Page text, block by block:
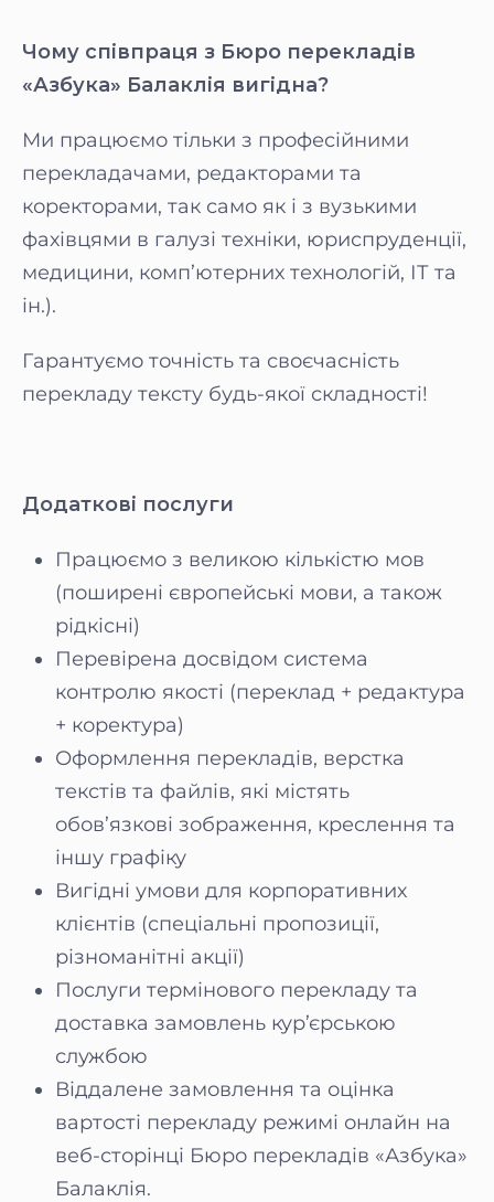
Чому співпраця з Бюро перекладів
«Азбука» Балаклія вигідна?
Ми працюємо тільки з професійними
перекладачами, редакторами та
коректорами, так само як і з вузькими
фахівцями в галузі техніки, юриспруденції,
медицини, комп’ютерних технологій, ІТ та
ін.).
Гарантуємо точність та своєчасність
перекладу тексту будь-якої складності!
Додаткові послуги
Працюємо з великою кількістю мов
(поширені європейські мови, а також
рідкісні)
Перевірена досвідом система
контролю якості (переклад + редактура
+ коректура)
Оформлення перекладів, верстка
текстів та файлів, які містять
обов’язкові зображення, креслення та
іншу графіку
Вигідні умови для корпоративних
клієнтів (спеціальні пропозиції,
різноманітні акції)
Послуги термінового перекладу та
доставка замовлень кур’єрською
службою
Віддалене замовлення та оцінка
вартості перекладу режимі онлайн на
веб-сторінці Бюро перекладів «Азбука»
Балаклія.